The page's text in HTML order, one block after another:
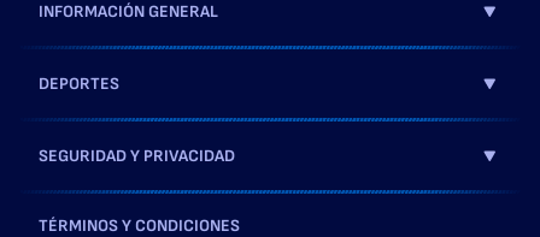
INFORMACIÓN GENERAL
DEPORTES
SEGURIDAD Y PRIVACIDAD
TÉRMINOS Y CONDICIONES